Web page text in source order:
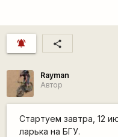
notifications_active share
Rаyman
Автор
Стартуем завтра, 12
ларька на БГУ.